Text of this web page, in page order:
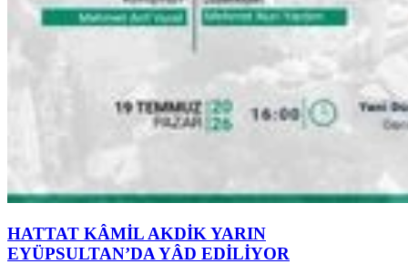
HATTAT KÂMİL AKDİK YARIN
EYÜPSULTAN’DA YÂD EDİLİYOR